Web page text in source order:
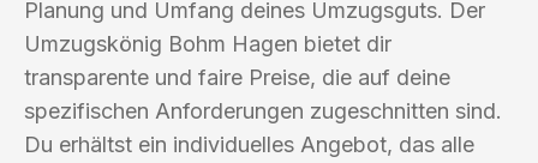
Planung und Umfang deines Umzugsguts. Der
Umzugskönig Bohm Hagen bietet dir
transparente und faire Preise, die auf deine
spezifischen Anforderungen zugeschnitten sind.
Du erhältst ein individuelles Angebot, das alle